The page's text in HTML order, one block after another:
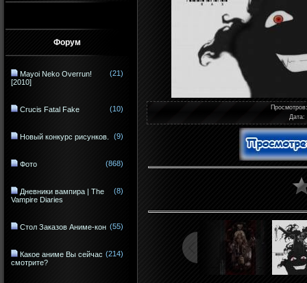
Форум
Mayoi Neko Overrun!
[2010]
(21)
Crucis Fatal Fake (10)
Новый конкурс рисунков. (9)
Фото (868)
Дневники вампира | The
Vampire Diaries
(8)
Стол Заказов Аниме-кон (55)
Какое аниме Вы сейчас
смотрите?
(214)
Просмотров
Дата: